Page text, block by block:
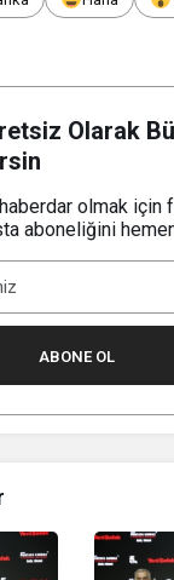
Olarak
olmak için
aboneliğini
ABONE OL